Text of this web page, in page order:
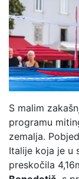
S malim
programu
zemalja.
Italije koja je u
preskočila